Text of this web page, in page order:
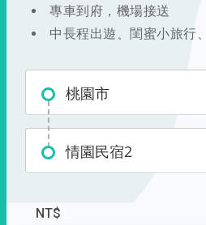
專車到府，機場接送
中長程出遊、閨蜜小旅行
桃園市
情園民宿2
NT$